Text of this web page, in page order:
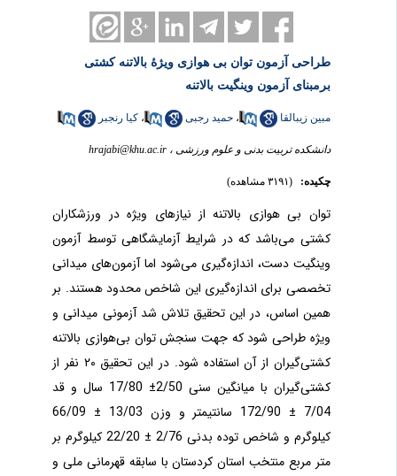
طراحی آزمون توان بی هوازی ویژۀ بالاتنه کشتی
برمبنای آزمون وینگیت بالاتنه
مبین زیبالقا ،حمید رجبی ،کیا رنجبر
دانشکده تربیت بدنی و علوم ورزشی ،hrajabi@khu.ac.ir
چکیده: (۳۱۹۱ مشاهده)
توان بی هوازی بالاتنه از نیازهای ویژه در ورزشکاران
کشتی می‌باشد که در شرایط آزمایشگاهی توسط آزمون
وینگیت دست، اندازه‌گیری می‌شود اما آزمون‌های میدانی
تخصصی برای اندازه‌گیری این شاخص محدود هستند. بر
همین اساس، در این تحقیق تلاش شد آزمونی میدانی و
ویژه طراحی شود که جهت سنجش توان بی‌هوازی بالاتنه
کشتی‌گیران از آن استفاده ‌شود. در این تحقیق ۲۰ نفر از
کشتی‌گیران با میانگین سنی 2/50± 17/80 سال و قد
7/04 ± 172/90 سانتیمتر و وزن 13/03 ± 66/09
کیلوگرم و شاخص توده بدنی 2/76 ± 22/20 کیلوگرم بر
متر مربع منتخب استان کردستان با سابقه قهرمانی ملی و